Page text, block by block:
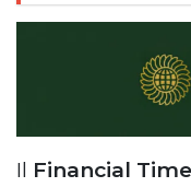
Il Financial